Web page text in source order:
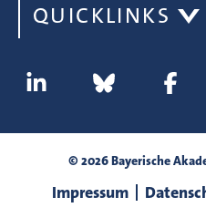
QUICKLINKS
© 2026 Bayerische
Impressum